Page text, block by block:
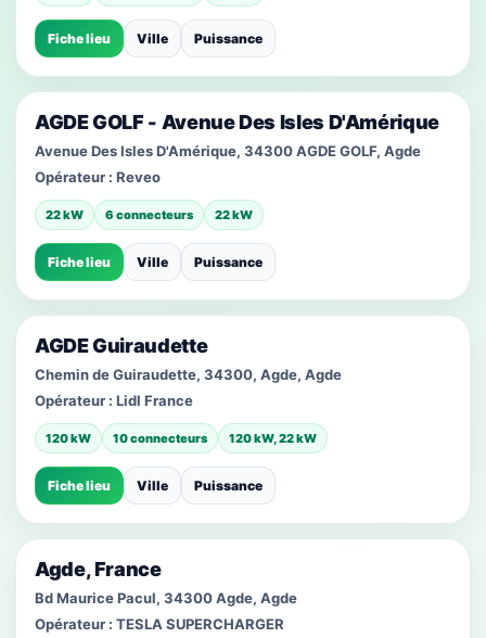
Fiche lieu Ville Puissance
AGDE GOLF - Avenue Des Isles D'Amérique
Avenue Des Isles D'Amérique, 34300 AGDE GOLF, Agde
Opérateur : Reveo
22 kW 6 connecteurs 22 kW
Fiche lieu Ville Puissance
AGDE Guiraudette
Chemin de Guiraudette, 34300, Agde, Agde
Opérateur : Lidl France
120 kW 10 connecteurs 120 kW, 22 kW
Fiche lieu Ville Puissance
Agde, France
Bd Maurice Pacul, 34300 Agde, Agde
Opérateur : TESLA SUPERCHARGER